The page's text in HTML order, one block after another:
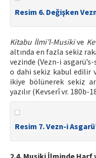
Resim 6. Değişken
Kitabu İlmi’l-Musikive
altında en fazla sekiz
vezinde (Vezn-i
o dahi sekiz kabul edilir
ikiye bölünerek sekiz
yazılır (Kevserî vr. 180b-
Resim 7. Vezn-i